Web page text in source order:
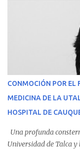
CONMOCIÓN POR EL
MEDICINA DE LA
HOSPITAL DE
Una profunda
Universidad de Talca